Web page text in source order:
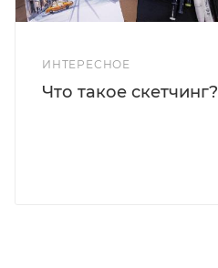
ИНТЕРЕСНОЕ
Что такое скетчинг?